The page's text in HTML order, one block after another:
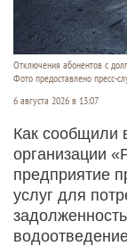
Отключения абонентов с
Фото предоставлено пресс-
6 августа 2026 в 13:07
Как сообщили
организации
предприятие
услуг для